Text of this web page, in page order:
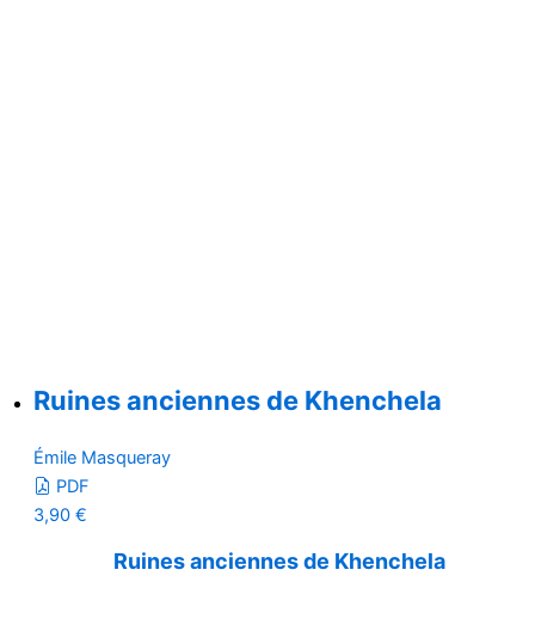
Ruines anciennes de Khenchela
Émile Masqueray
PDF
3,90 €
Ruines anciennes de Khenchela